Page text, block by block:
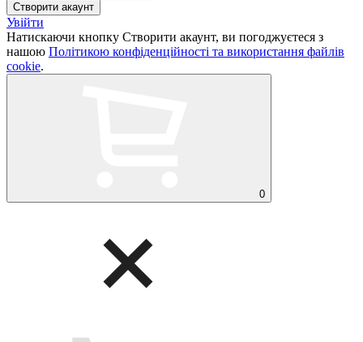
Увійти
Натискаючи кнопку Створити акаунт, ви погоджуєтеся з
нашою Політикою конфіденційності та використання файлів
cookie.
0